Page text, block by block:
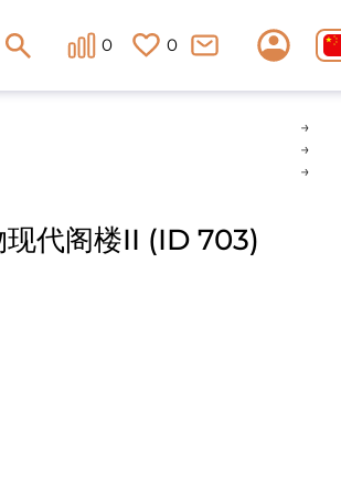
0 0
代阁楼II (ID 703)